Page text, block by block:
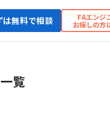
は無料で相談 FAエンジ
お探しの方
覧